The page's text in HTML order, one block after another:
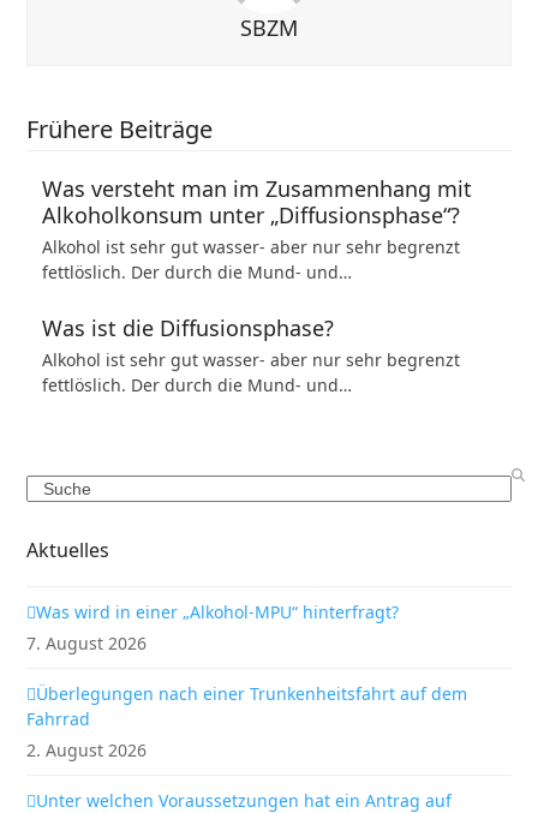
SBZM
Frühere Beiträge
Was versteht man im Zusammenhang mit
Alkoholkonsum unter „Diffusionsphase“?
Alkohol ist sehr gut wasser- aber nur sehr begrenzt
fettlöslich. Der durch die Mund- und…
Was ist die Diffusionsphase?
Alkohol ist sehr gut wasser- aber nur sehr begrenzt
fettlöslich. Der durch die Mund- und…
Search
Aktuelles
Was wird in einer „Alkohol-MPU“ hinterfragt?
7. August 2026
Überlegungen nach einer Trunkenheitsfahrt auf dem
Fahrrad
2. August 2026
Unter welchen Voraussetzungen hat ein Antrag auf